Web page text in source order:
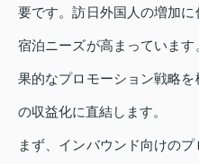
要です。訪日外国人の増加
宿泊ニーズが高まっていま
果的なプロモーション戦略
の収益化に直結します。
まず、インバウンド向けの